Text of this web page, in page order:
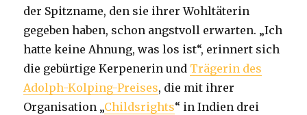
der Spitzname, den sie ihrer Wohltäterin
gegeben haben, schon angstvoll erwarten. „Ich
hatte keine Ahnung, was los ist“, erinnert sich
die gebürtige Kerpenerin und Trägerin des
Adolph-Kolping-Preises, die mit ihrer
Organisation „Childsrights“ in Indien drei